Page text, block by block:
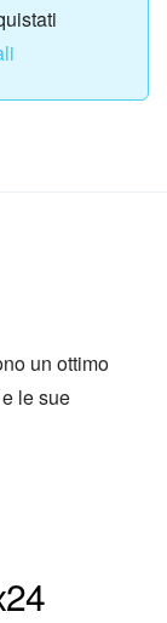
un ottimo
le sue